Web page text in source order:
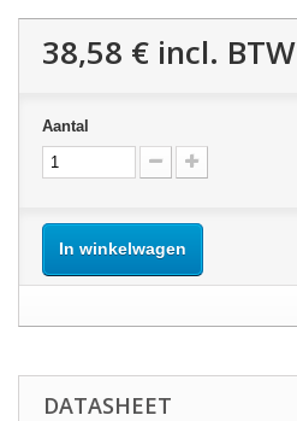
38,58 € incl. BTW
Aantal
In winkelwagen
DATASHEET